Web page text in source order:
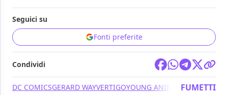
Seguici su
Fonti preferite
Condividi
DC COMICSGERARD WAYVERTIGOYOUNG ANIMAL FUMETTI